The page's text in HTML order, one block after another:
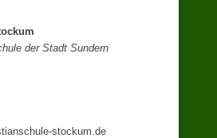
der Stadt Sundern
stockum.de